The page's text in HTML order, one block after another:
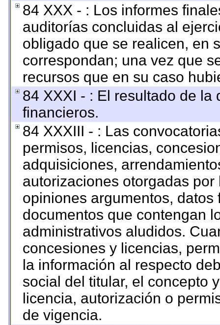
84 XXX - : Los informes
auditorías concluidas al
obligado que se realicen, en
correspondan; una vez que
recursos que en su caso
84 XXXI - : El resultado de
financieros.
84 XXXIII - : Las
permisos, licencias,
adquisiciones,
autorizaciones otorgadas
opiniones argumentos,
documentos que contengan
administrativos aludidos.
concesiones y licencias,
la información al respecto
social del titular, el concepto
licencia, autorización o
de vigencia.